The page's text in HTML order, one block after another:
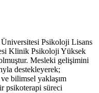
Psikoloji Lisans
Klinik Psikoloji Yüksek
Mesleki gelişimini
destekleyerek;
bilimsel yaklaşım
psikoterapi süreci